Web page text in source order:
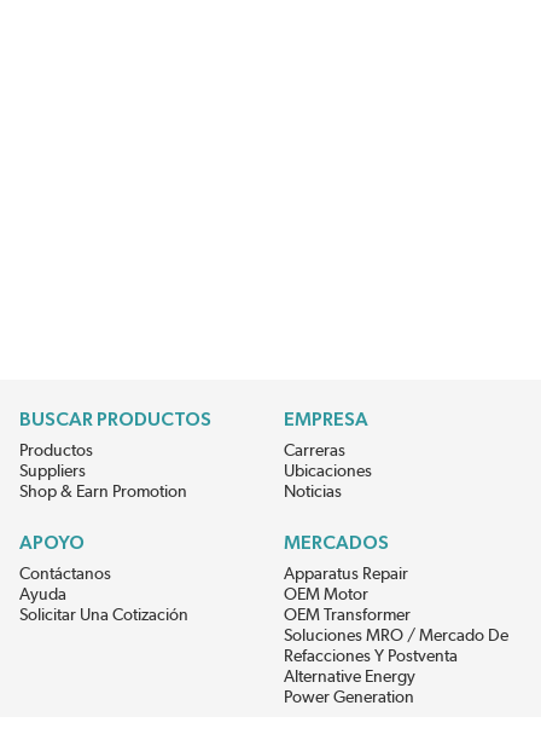
BUSCAR PRODUCTOS
Productos
Suppliers
Shop & Earn Promotion
EMPRESA
Carreras
Ubicaciones
Noticias
APOYO
Contáctanos
Ayuda
Solicitar Una Cotización
MERCADOS
Apparatus Repair
OEM Motor
OEM Transformer
Soluciones MRO / Mercado De
Refacciones Y Postventa
Alternative Energy
Power Generation